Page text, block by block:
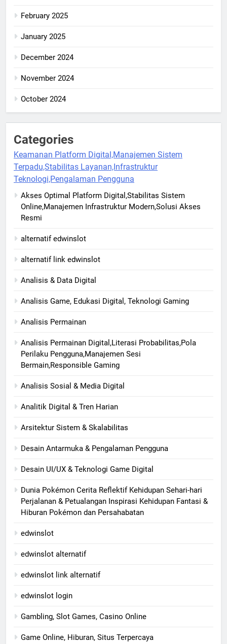
February 2025
January 2025
December 2024
November 2024
October 2024
Categories
Keamanan Platform Digital,Manajemen Sistem
Terpadu,Stabilitas Layanan,Infrastruktur
Teknologi,Pengalaman Pengguna
Akses Optimal Platform Digital,Stabilitas Sistem
Online,Manajemen Infrastruktur Modern,Solusi Akses
Resmi
alternatif edwinslot
alternatif link edwinslot
Analisis & Data Digital
Analisis Game, Edukasi Digital, Teknologi Gaming
Analisis Permainan
Analisis Permainan Digital,Literasi Probabilitas,Pola
Perilaku Pengguna,Manajemen Sesi
Bermain,Responsible Gaming
Analisis Sosial & Media Digital
Analitik Digital & Tren Harian
Arsitektur Sistem & Skalabilitas
Desain Antarmuka & Pengalaman Pengguna
Desain UI/UX & Teknologi Game Digital
Dunia Pokémon Cerita Reflektif Kehidupan Sehari-hari
Perjalanan & Petualangan Inspirasi Kehidupan Fantasi &
Hiburan Pokémon dan Persahabatan
edwinslot
edwinslot alternatif
edwinslot link alternatif
edwinslot login
Gambling, Slot Games, Casino Online
Game Online, Hiburan, Situs Terpercaya